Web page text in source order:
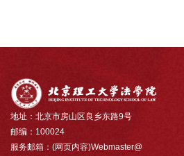
地址：北京市房山区良乡东路9号
邮编：100024
服务邮箱：(网页内容)Webmaster@